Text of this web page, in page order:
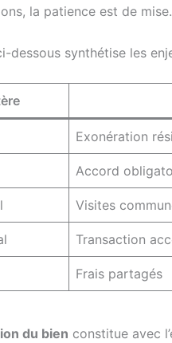
la patience est de mise.
dessous synthétise les
Exonération
Accord
Visites
Transaction
Frais partagés
du bien constitue avec